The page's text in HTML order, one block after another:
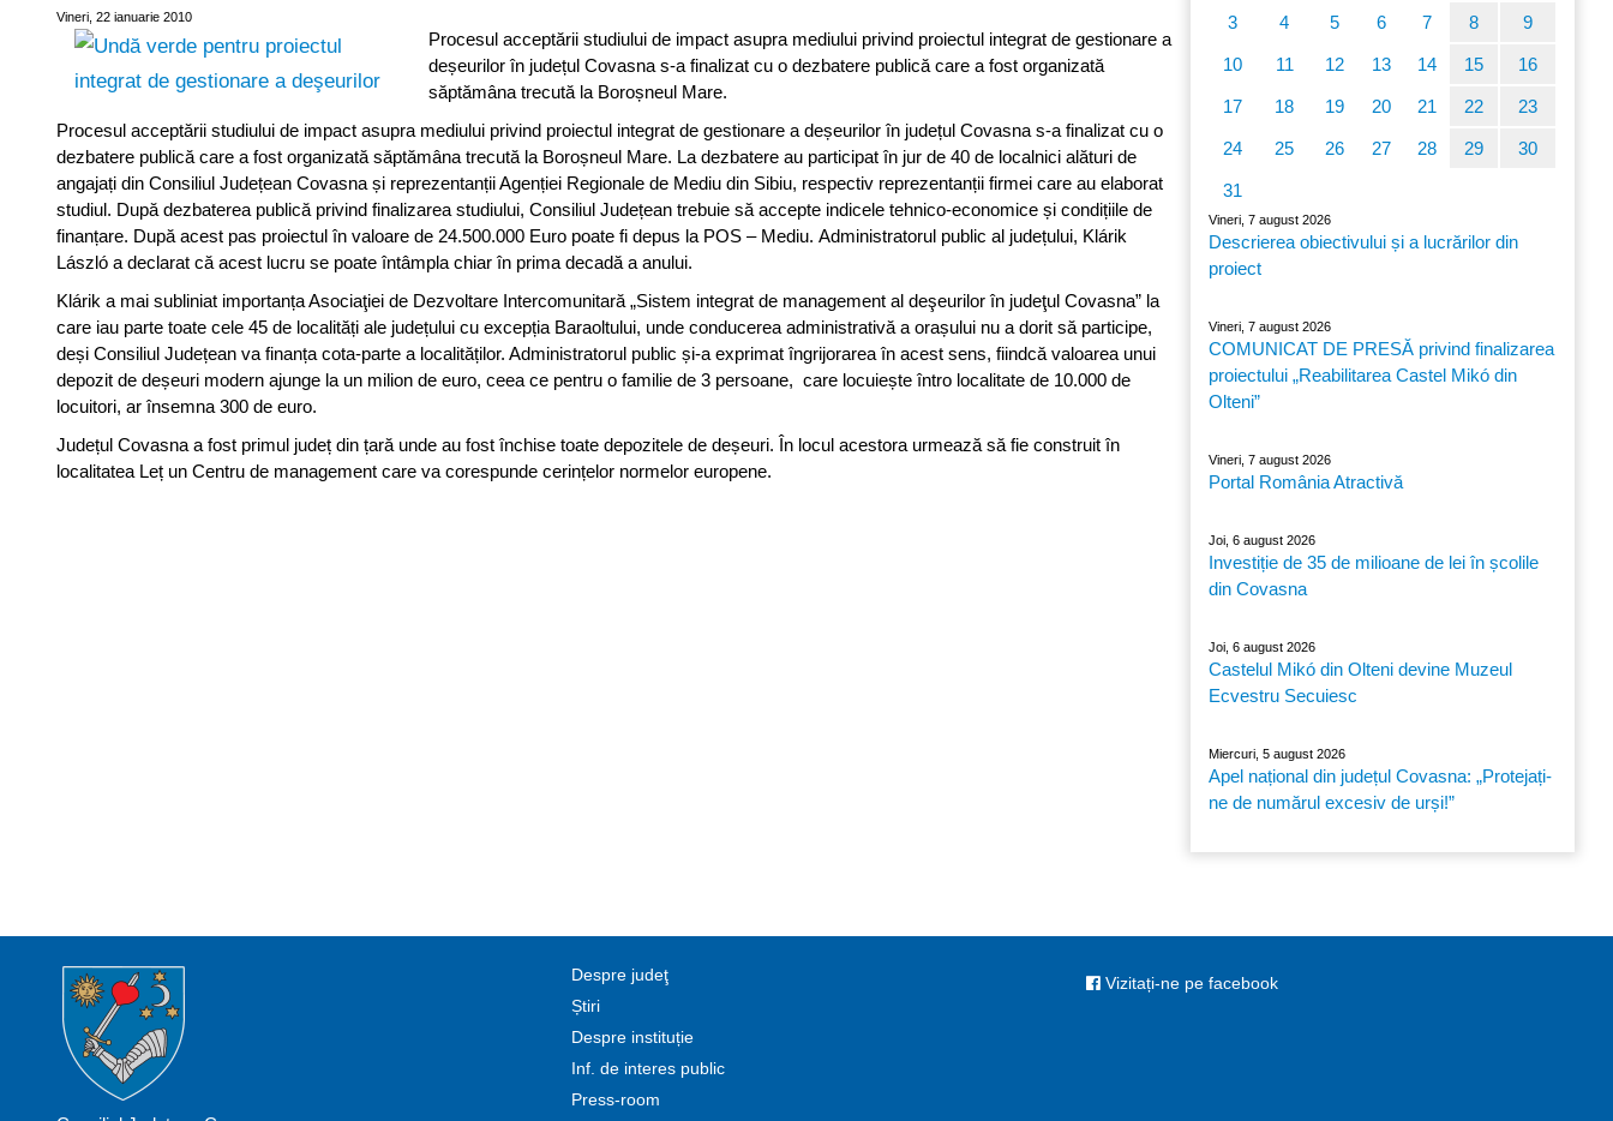
Vineri, 22 ianuarie 2010
Procesul acceptării studiului de impact asupra mediului privind proiectul integrat de gestionare a
deșeurilor în județul Covasna s-a finalizat cu o dezbatere publică care a fost organizată
săptămâna trecută la Boroșneul Mare.
Procesul acceptării studiului de impact asupra mediului privind proiectul integrat de gestionare a deșeurilor în județul Covasna s-a finalizat cu o
dezbatere publică care a fost organizată săptămâna trecută la Boroșneul Mare. La dezbatere au participat în jur de 40 de localnici alături de
angajați din Consiliul Județean Covasna și reprezentanții Agenției Regionale de Mediu din Sibiu, respectiv reprezentanții firmei care au elaborat
studiul. După dezbaterea publică privind finalizarea studiului, Consiliul Județean trebuie să accepte indicele tehnico-economice și condițiile de
finanțare. După acest pas proiectul în valoare de 24.500.000 Euro poate fi depus la POS – Mediu. Administratorul public al județului, Klárik
László a declarat că acest lucru se poate întâmpla chiar în prima decadă a anului.
Klárik a mai subliniat importanța Asociaţiei de Dezvoltare Intercomunitară „Sistem integrat de management al deşeurilor în judeţul Covasna” la
care iau parte toate cele 45 de localități ale județului cu excepția Baraoltului, unde conducerea administrativă a orașului nu a dorit să participe,
deși Consiliul Județean va finanța cota-parte a localităților. Administratorul public și-a exprimat îngrijorarea în acest sens, fiindcă valoarea unui
depozit de deșeuri modern ajunge la un milion de euro, ceea ce pentru o familie de 3 persoane, care locuiește întro localitate de 10.000 de
locuitori, ar însemna 300 de euro.
Județul Covasna a fost primul județ din țară unde au fost închise toate depozitele de deșeuri. În locul acestora urmează să fie construit în
localitatea Leț un Centru de management care va corespunde cerințelor normelor europene.
3 4 5 6 7 8 9
10 11 12 13 14 15 16
17 18 19 20 21 22 23
24 25 26 27 28 29 30
31
Vineri, 7 august 2026
Descrierea obiectivului și a lucrărilor din
proiect
Vineri, 7 august 2026
COMUNICAT DE PRESĂ privind finalizarea
proiectului „Reabilitarea Castel Mikó din
Olteni”
Vineri, 7 august 2026
Portal România Atractivă
Joi, 6 august 2026
Investiție de 35 de milioane de lei în școlile
din Covasna
Joi, 6 august 2026
Castelul Mikó din Olteni devine Muzeul
Ecvestru Secuiesc
Miercuri, 5 august 2026
Apel național din județul Covasna: „Protejați-
ne de numărul excesiv de urși!”
Despre judeţ
Știri
Despre instituție
Inf. de interes public
Press-room
Vizitați-ne pe facebook